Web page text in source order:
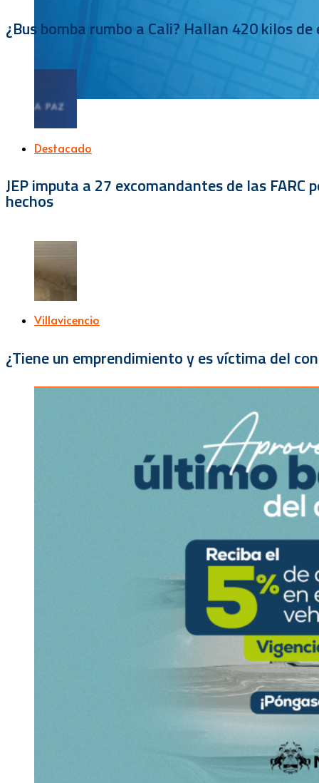
¿Bus bomba rumbo a Cali? Hallan 420 kilos
Destacado
JEP imputa a 27 excomandantes de las
hechos
Villavicencio
¿Tiene un emprendimiento y es víctima del